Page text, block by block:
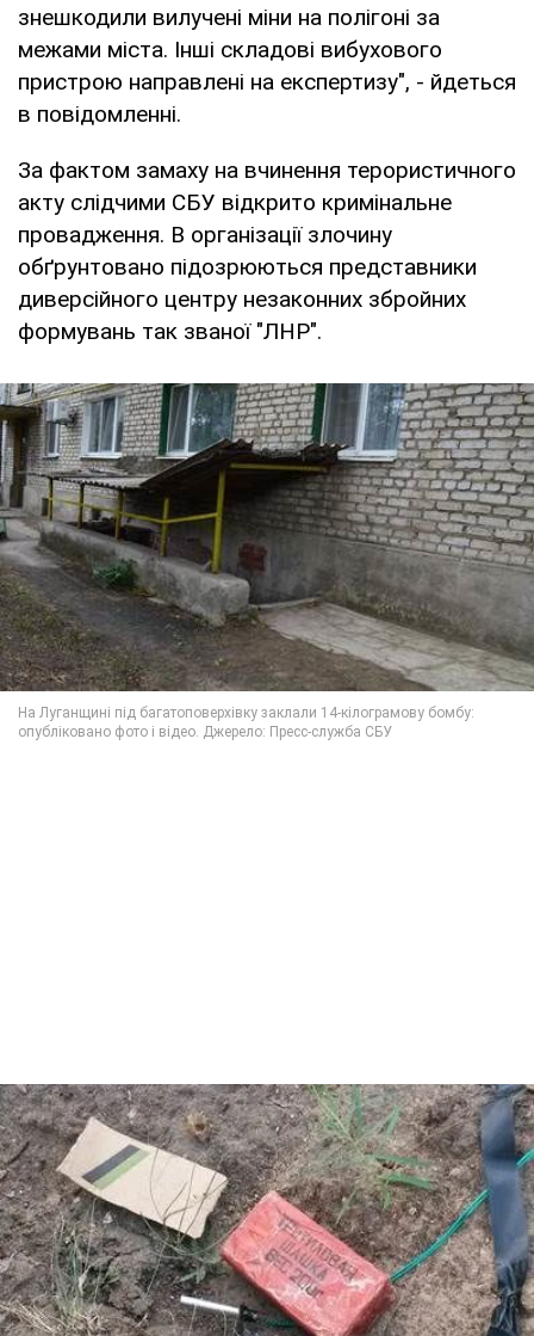
знешкодили вилучені міни на полігоні за
межами міста. Інші складові вибухового
пристрою направлені на експертизу", - йдеться
в повідомленні.
За фактом замаху на вчинення терористичного
акту слідчими СБУ відкрито кримінальне
провадження. В організації злочину
обґрунтовано підозрюються представники
диверсійного центру незаконних збройних
формувань так званої "ЛНР".